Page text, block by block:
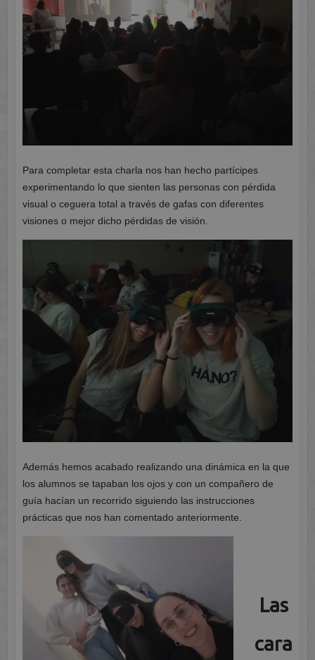
Para completar esta charla nos han hecho partícipes
experimentando lo que sienten las personas con pérdida
visual o ceguera total a través de gafas con diferentes
visiones o mejor dicho pérdidas de visión.
Además hemos acabado realizando una dinámica en la que
los alumnos se tapaban los ojos y con un compañero de
guía hacían un recorrido siguiendo las instrucciones
prácticas que nos han comentado anteriormente.
Las
cara